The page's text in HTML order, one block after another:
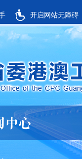
开启网站无障碍
中心